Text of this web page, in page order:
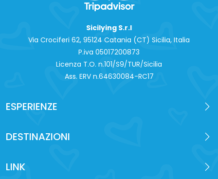
Sicilying S.r.l
Via Crociferi 62, 95124 Catania (CT) Sicilia, Italia
P.iva 0‍5017200873
Licenza T.O. n.101/S9/TUR/Sicilia
Ass. ERV n.64630084-RC17
ESPERIENZE
DESTINAZIONI
LINK